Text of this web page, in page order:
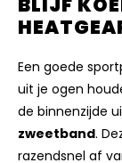
Een goede
uit je ogen
de binnenzijde
zweetband.
razendsnel af